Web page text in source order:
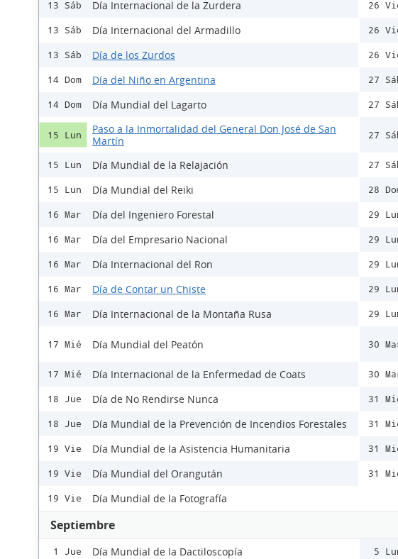
13 Sáb Día Internacional de la Zurdera
13 Sáb Día Internacional del Armadillo
13 Sáb Día de los Zurdos
14 Dom Día del Niño en Argentina
14 Dom Día Mundial del Lagarto
15 Lun
Paso a la Inmortalidad del General Don José de San
Martín
15 Lun Día Mundial de la Relajación
15 Lun Día Mundial del Reiki
16 Mar Día del Ingeniero Forestal
16 Mar Día del Empresario Nacional
16 Mar Día Internacional del Ron
16 Mar Día de Contar un Chiste
16 Mar Día Internacional de la Montaña Rusa
17 Mié Día Mundial del Peatón
17 Mié Día Internacional de la Enfermedad de Coats
18 Jue Día de No Rendirse Nunca
18 Jue Día Mundial de la Prevención de Incendios Forestales
19 Vie Día Mundial de la Asistencia Humanitaria
19 Vie Día Mundial del Orangután
19 Vie Día Mundial de la Fotografía
26
26
26
27
27
27
27
28
29
29
29
29
29
30
30
31
31
31
31
Septiembre
1 Jue Día Mundial de la Dactiloscopía 5